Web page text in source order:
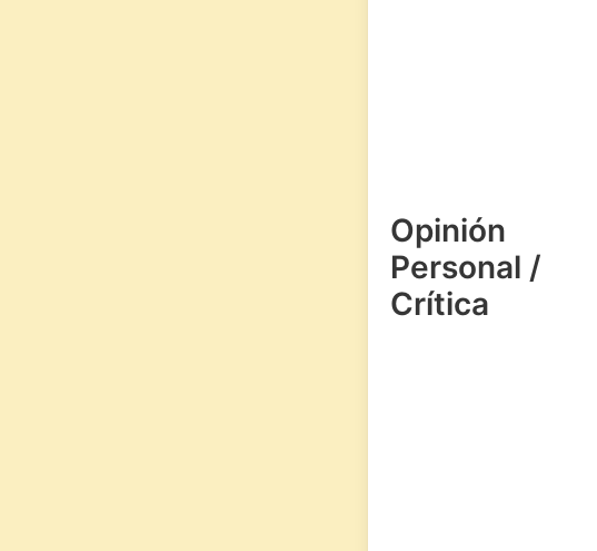
Opinión
Personal /
Crítica